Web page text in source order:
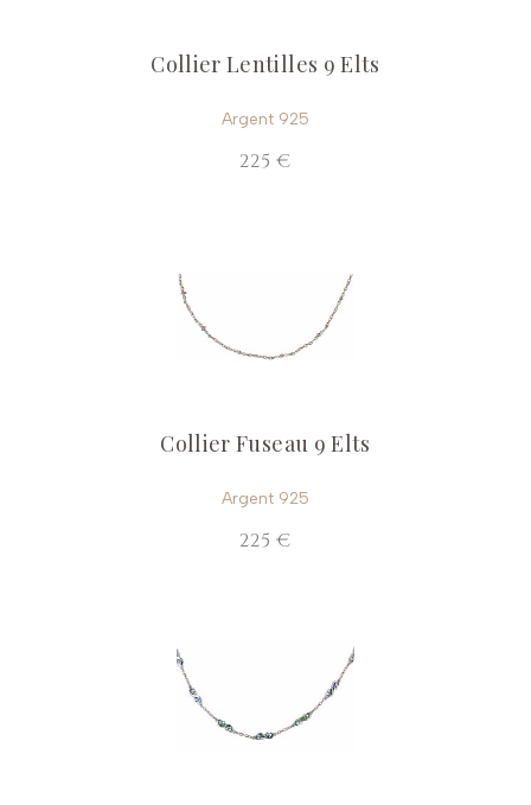
Collier Lentilles 9 Elts
Argent 925
225 €
Collier Fuseau 9 Elts
Argent 925
225 €